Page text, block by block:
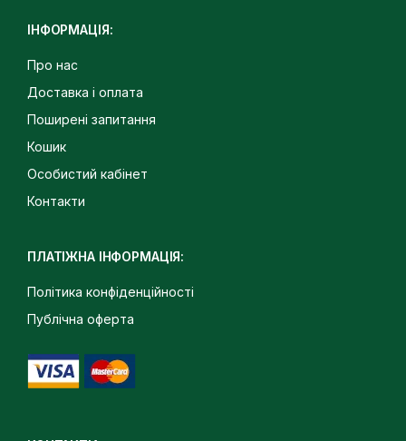
ІНФОРМАЦІЯ:
Про нас
Доставка і оплата
Поширені запитання
Кошик
Особистий кабінет
Контакти
ПЛАТІЖНА ІНФОРМАЦІЯ:
Політика конфіденційності
Публічна оферта